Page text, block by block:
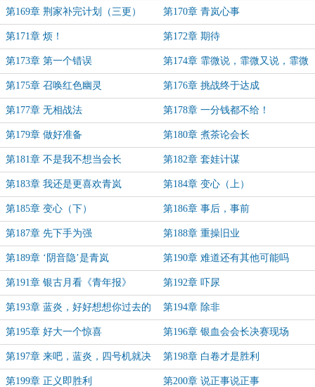
肚子坏水的人渣！
第169章 荆家补完计划（三更） 第170章 青岚心事
第171章 烦！ 第172章 期待
第173章 第一个错误 第174章 霏微说，霏微又说，霏微
还说
第175章 召唤红色幽灵 第176章 挑战终于达成
第177章 无相战法 第178章 一分钱都不给！
第179章 做好准备 第180章 煮茶论会长
第181章 不是我不想当会长 第182章 套娃计谋
第183章 我还是更喜欢青岚 第184章 变心（上）
第185章 变心（下） 第186章 事后，事前
第187章 先下手为强 第188章 重操旧业
第189章 ‘阴音隐’是青岚 第190章 难道还有其他可能吗
第191章 银古月看《青年报》 第192章 吓尿
第193章 蓝炎，好好想想你过去的
所作所为
第194章 除非
第195章 好大一个惊喜 第196章 银血会会长决赛现场
第197章 来吧，蓝炎，四号机就决
定是你了！
第198章 白卷才是胜利
第199章 正义即胜利 第200章 说正事说正事